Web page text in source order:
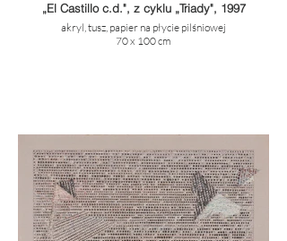
„El Castillo c.d.", z cyklu „Triady", 1997
akryl, tusz, papier na płycie pilśniowej
70 x 100 cm